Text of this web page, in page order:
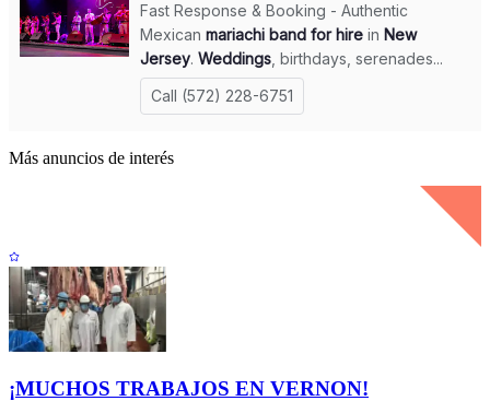
Más anuncios de interés
¡MUCHOS TRABAJOS EN VERNON!